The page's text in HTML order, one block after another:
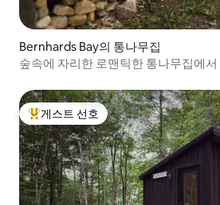
Bernhards Bay의 통나무집
숲속에 자리한 로맨틱한 통나무집에서
상위 게스트 선호
게스트 선호